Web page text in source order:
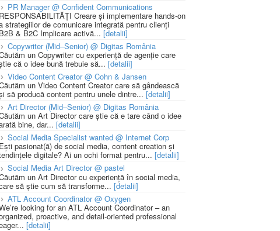
PR Manager @ Confident Communications
RESPONSABILITĂȚI Creare și implementare hands-on
strategiilor de comunicare integrată pentru clienți
B2B & B2C Implicare activă... [detalii]
Copywriter (Mid–Senior) @ Digitas România
un Copywriter cu experiență de agenție care
că o idee bună trebuie să... [detalii]
Video Content Creator @ Cohn & Jansen
un Video Content Creator care să gândească
să producă content pentru unele dintre... [detalii]
Art Director (Mid–Senior) @ Digitas România
un Art Director care știe că e tare când o idee
bine, dar... [detalii]
Social Media Specialist wanted @ Internet Corp
Ești pasionat(ă) de social media, content creation și
digitale? Ai un ochi format pentru... [detalii]
Social Media Art Director @ pastel
un Art Director cu experiență în social media,
să știe cum să transforme... [detalii]
ATL Account Coordinator @ Oxygen
looking for an ATL Account Coordinator – an
proactive, and detail-oriented professional
[detalii]